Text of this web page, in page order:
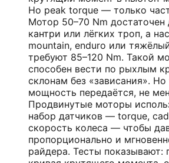
Но peak torque — только
Мотор 50–70 Nm достаточен
кантри или лёгких троп, а
mountain, enduro или
требуют 85–120 Nm. Такой
способен вести по рыхлым
склонам без «зависания». Но
мощность передаётся, не
Продвинутые моторы
набор датчиков — torque,
скорость колеса — чтобы
пропорционально и
райдера. Тесты показывают: